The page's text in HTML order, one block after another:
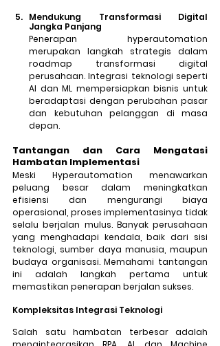
Mendukung Transformasi Digital
Jangka Panjang
Penerapan hyperautomation
merupakan langkah strategis dalam
roadmap transformasi digital
perusahaan. Integrasi teknologi seperti
AI dan ML mempersiapkan bisnis untuk
beradaptasi dengan perubahan pasar
dan kebutuhan pelanggan di masa
depan.
Tantangan dan Cara Mengatasi
Hambatan Implementasi
Meski Hyperautomation menawarkan
peluang besar dalam meningkatkan
efisiensi dan mengurangi biaya
operasional, proses implementasinya tidak
selalu berjalan mulus. Banyak perusahaan
yang menghadapi kendala, baik dari sisi
teknologi, sumber daya manusia, maupun
budaya organisasi. Memahami tantangan
ini adalah langkah pertama untuk
memastikan penerapan berjalan sukses.
Kompleksitas Integrasi Teknologi
Salah satu hambatan terbesar adalah